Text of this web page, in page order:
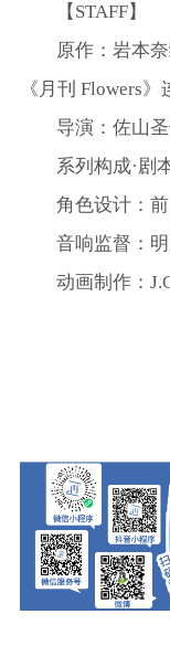
【STAFF】
原作：岩本
《月刊 Flowers》
导演：佐山
系列构成·剧
角色设计：
音响监督：
动画制作：